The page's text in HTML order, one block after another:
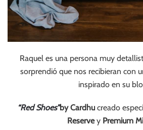
Raquel es una persona muy
sorprendió que nos recibieran con
inspirado en su
“Red Shoes”by Cardhucreado
Reservey Premium